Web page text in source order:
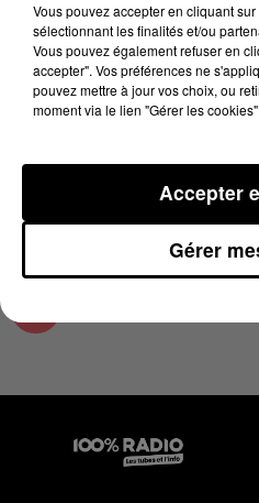
2 janvier 2025 - 4 min 25 sec
LES INFOS DES
02/01/2025 À 07H59
Podcasts infos des Hautes-
Vous pouvez accepter en cliquant
sélectionnant les finalités et/ou
Vous pouvez également refuser en
accepter". Vos préférences ne
pouvez mettre à jour vos choix, ou
moment via le lien "Gérer les
Gérer
Accepter